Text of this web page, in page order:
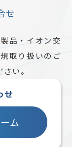
せ
品・イオン交
取り扱いのご
い。
せ
ム